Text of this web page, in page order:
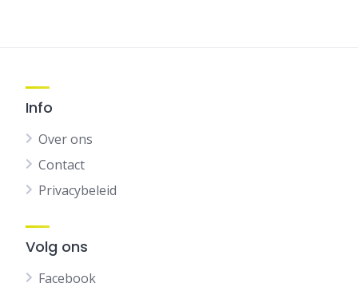
Info
Over ons
Contact
Privacybeleid
Volg ons
Facebook